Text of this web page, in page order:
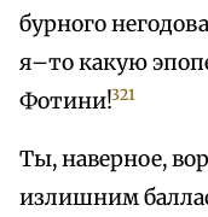
бурного
я–то какую
Фотини!321
Ты, наверное,
излишним